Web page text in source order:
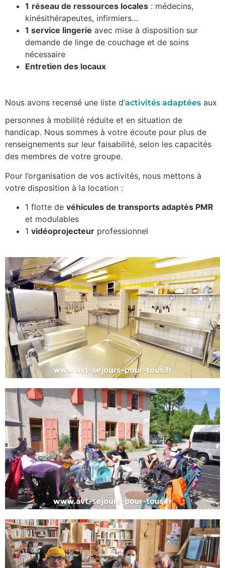
1 réseau de ressources locales : médecins,
kinésithérapeutes, infirmiers…
1 service lingerie avec mise à disposition sur
demande de linge de couchage et de soins
nécessaire
Entretien des locaux
Nous avons recensé une liste d’activités adaptées aux
personnes à mobilité réduite et en situation de
handicap. Nous sommes à votre écoute pour plus de
renseignements sur leur faisabilité, selon les capacités
des membres de votre groupe.
Pour l’organisation de vos activités, nous mettons à
votre disposition à la location :
1 flotte de véhicules de transports adaptés PMR
et modulables
1 vidéoprojecteur professionnel